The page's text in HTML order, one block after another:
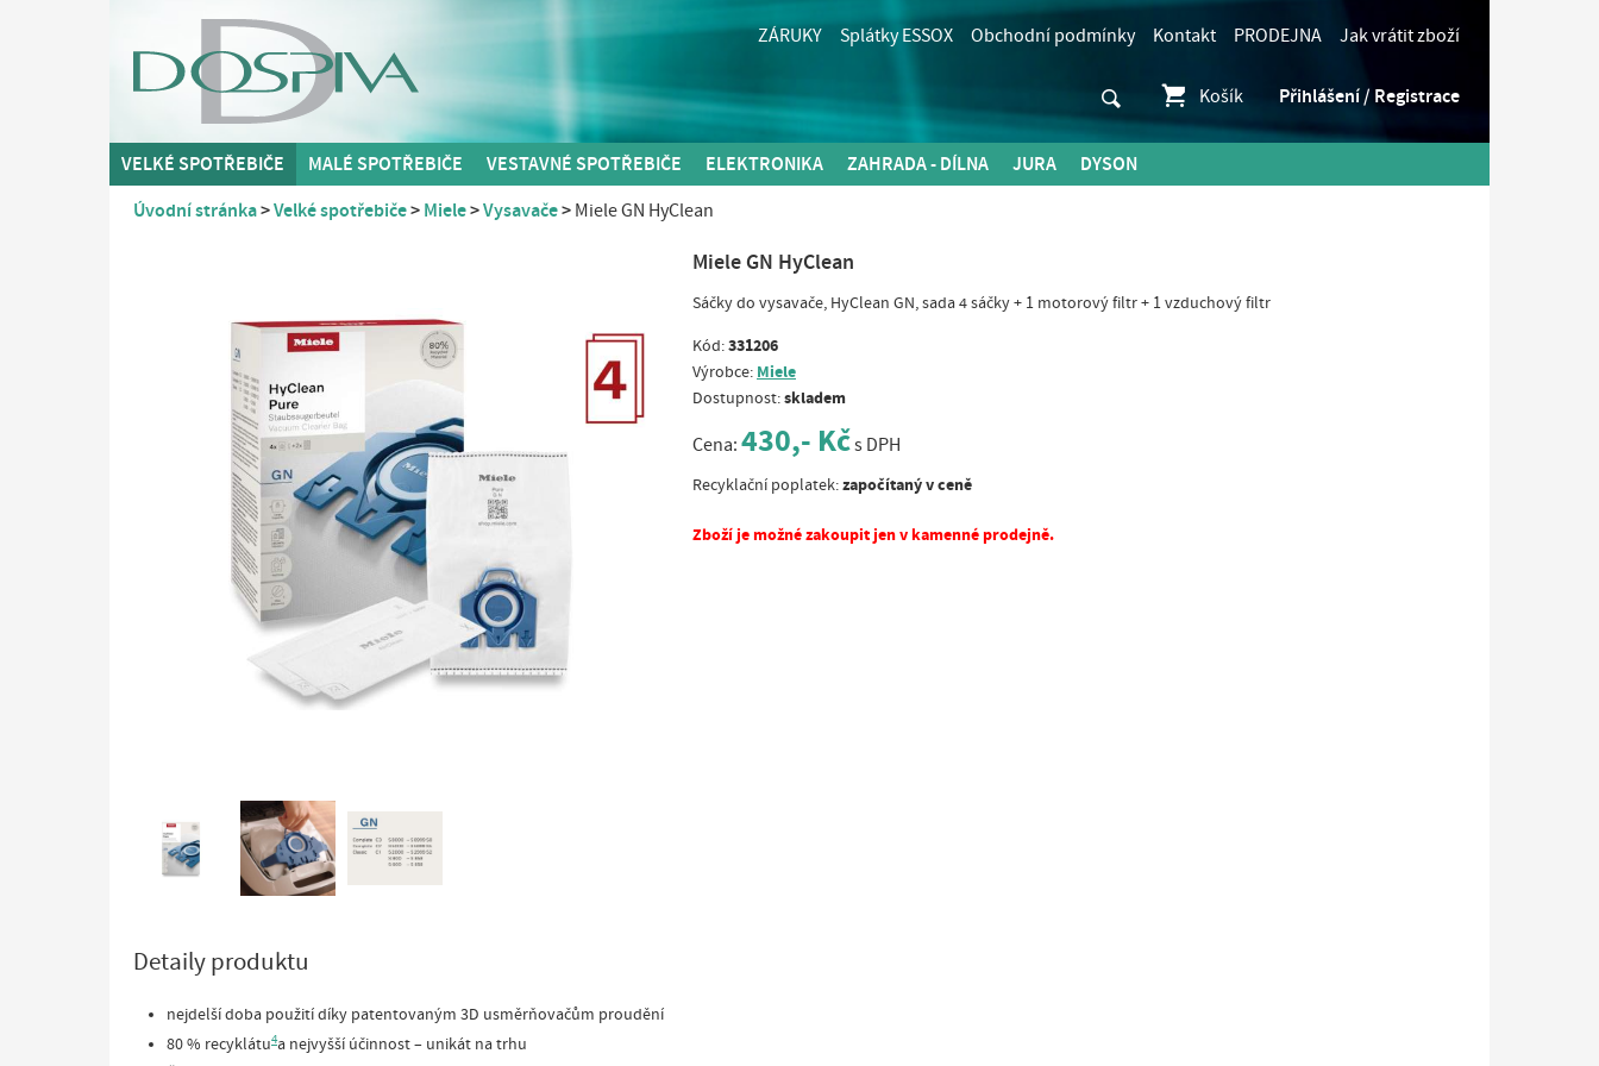
ZÁRUKY Splátky ESSOX Obchodní podmínky Kontakt PRODEJNA Jak vrátit zboží
Košík Přihlášení / Registrace
VELKÉ SPOTŘEBIČE MALÉ SPOTŘEBIČE VESTAVNÉ SPOTŘEBIČE ELEKTRONIKA ZAHRADA - DÍLNA JURA DYSON
Úvodní stránka Velké spotřebiče Miele Vysavače Miele GN HyClean
Miele GN HyClean
Sáčky do vysavače, HyClean GN, sada 4 sáčky + 1 motorový filtr + 1 vzduchový filtr
Kód:331206
Výrobce: Miele
Dostupnost:skladem
Cena: 430,- Kčs DPH
Recyklační poplatek:započítaný v ceně
Zboží je možné zakoupit jen v kamenné prodejně.
Detaily produktu
nejdelší doba použití díky patentovaným 3D usměrňovačům proudění
80 % recyklátu4a nejvyšší účinnost – unikát na trhu